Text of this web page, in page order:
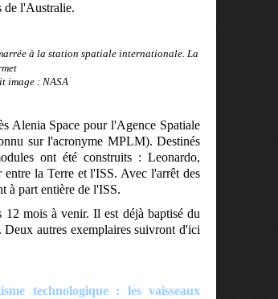
de l'Australie.
à la station spatiale internationale. La
image : NASA
Alenia Space pour l'Agence Spatiale
sur l'acronyme MPLM). Destinés
ont été construits : Leonardo,
la Terre et l'ISS. Avec l'arrêt des
à part entière de l'ISS.
mois à venir. Il est déjà baptisé du
autres exemplaires suivront d'ici
technologique : les vaisseaux